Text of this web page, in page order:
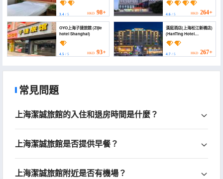
3.4 / 5 HKD 98+
(Shanghai Songjiang
4.6/ 5 HKD 264+
OYO上海子捷旅館 (Zijie
hotel Shanghai)
4.5 / 5 HKD 93+
漢庭酒店(上海松江新橋店)
(HanTing Hotel
(Shanghai Songjiang
Xinqiao))
4.7/ 5 HKD 267+
常見問題
上海潔誠旅館的入住和退房時間是什麼？
上海潔誠旅館是否提供早餐？
上海潔誠旅館附近是否有機場？